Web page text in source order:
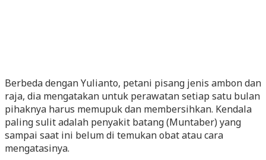
Berbeda dengan Yulianto, petani pisang jenis ambon dan
raja, dia mengatakan untuk perawatan setiap satu bulan
pihaknya harus memupuk dan membersihkan. Kendala
paling sulit adalah penyakit batang (Muntaber) yang
sampai saat ini belum di temukan obat atau cara
mengatasinya.